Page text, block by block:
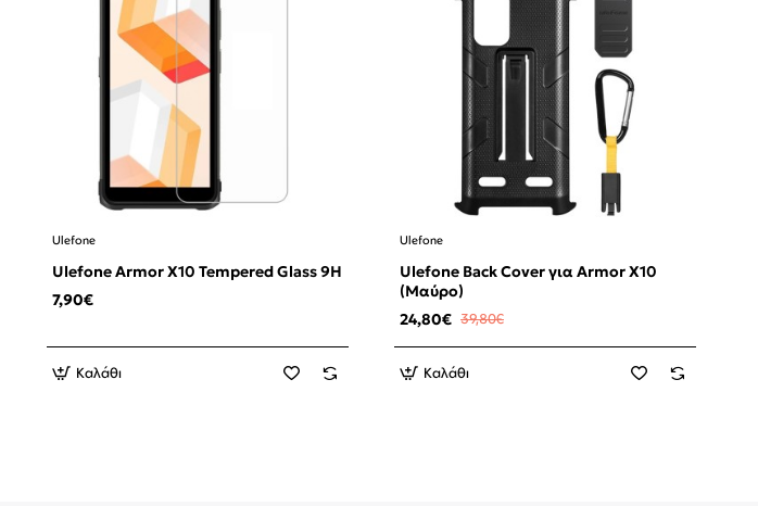
Ulefone
Ulefone Armor X10 Tempered Glass 9H
7,90€
Καλάθι
Ulefone
Ulefone Back Cover για Armor X10
(Μαύρο)
24,80€ 39,80€
Καλάθι